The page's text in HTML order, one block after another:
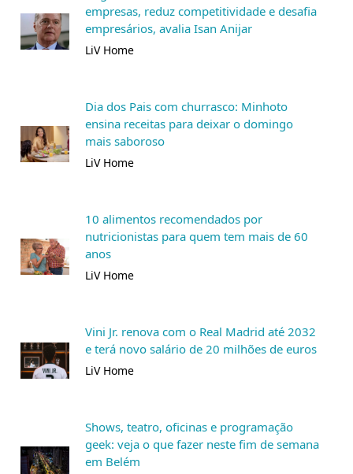
empresas, reduz competitividade e desafia
empresários, avalia Isan Anijar
LiV Home
Dia dos Pais com churrasco: Minhoto
ensina receitas para deixar o domingo
mais saboroso
LiV Home
10 alimentos recomendados por
nutricionistas para quem tem mais de 60
anos
LiV Home
Vini Jr. renova com o Real Madrid até 2032
e terá novo salário de 20 milhões de euros
LiV Home
Shows, teatro, oficinas e programação
geek: veja o que fazer neste fim de semana
em Belém